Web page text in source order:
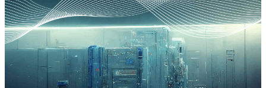
КПБС Мультисвязь позволяет:
видеть, когда и в каком объеме
сигнализировать красным
и уведомлением по электронной